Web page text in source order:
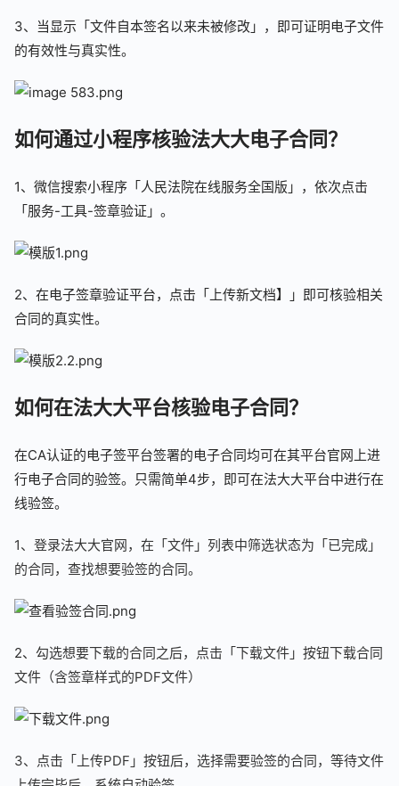
3、当显示「文件自本签名以来未被修改」，即可证明电子文件
的有效性与真实性。
如何通过小程序核验法大大电子合同？
1、微信搜索小程序「人民法院在线服务全国版」，依次点击
「服务-工具-签章验证」。
2、在电子签章验证平台，点击「上传新文档】」即可核验相关
合同的真实性。
如何在法大大平台核验电子合同？
在CA认证的电子签平台签署的电子合同均可在其平台官网上进
行电子合同的验签。只需简单4步，即可在法大大平台中进行在
线验签。
1、登录法大大官网，在「文件」列表中筛选状态为「已完成」
的合同，查找想要验签的合同。
2、 勾选想要下载的合同之后，点击「下载文件」按钮下载合同
文件（含签章样式的PDF文件）
3、点击「上传PDF」按钮后，选择需要验签的合同，等待文件